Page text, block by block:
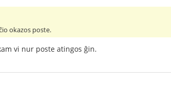
okazos poste.
vi nur poste atingos ĝin.